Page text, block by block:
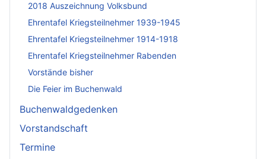
2018 Auszeichnung Volksbund
Ehrentafel Kriegsteilnehmer 1939-1945
Ehrentafel Kriegsteilnehmer 1914-1918
Ehrentafel Kriegsteilnehmer Rabenden
Vorstände bisher
Die Feier im Buchenwald
Buchenwaldgedenken
Vorstandschaft
Termine